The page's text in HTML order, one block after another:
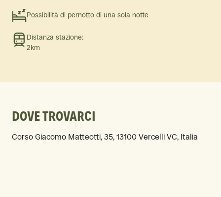
Possibilità di pernotto di una sola notte
Distanza stazione:
2km
DOVE TROVARCI
Corso Giacomo Matteotti, 35, 13100 Vercelli VC, Italia